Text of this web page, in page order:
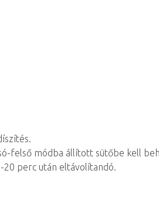
felső módba állított sütőbe kell
20 perc után eltávolítandó.